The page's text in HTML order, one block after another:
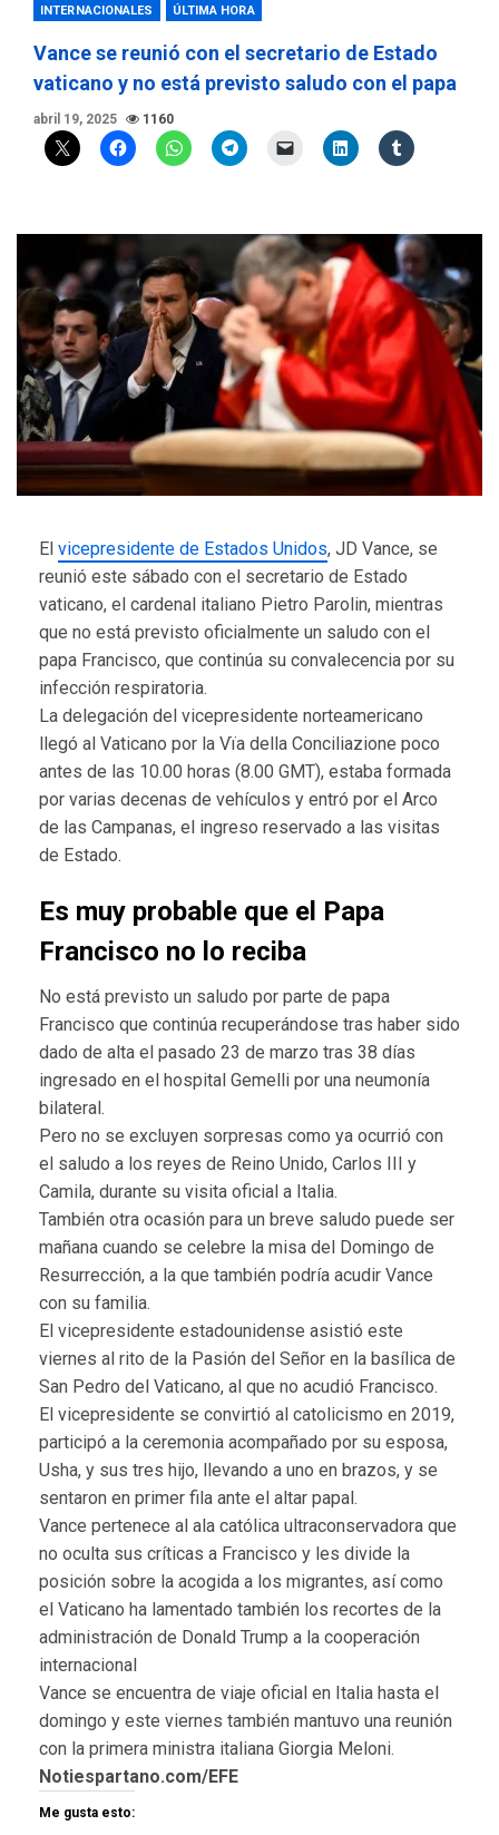
INTERNACIONALES ÚLTIMA HORA
Vance se reunió con el secretario de Estado
vaticano y no está previsto saludo con el papa
abril 19, 2025 1160
El vicepresidente de Estados Unidos, JD Vance, se
reunió este sábado con el secretario de Estado
vaticano, el cardenal italiano Pietro Parolin, mientras
que no está previsto oficialmente un saludo con el
papa Francisco, que continúa su convalecencia por su
infección respiratoria.
La delegación del vicepresidente norteamericano
llegó al Vaticano por la Vïa della Conciliazione poco
antes de las 10.00 horas (8.00 GMT), estaba formada
por varias decenas de vehículos y entró por el Arco
de las Campanas, el ingreso reservado a las visitas
de Estado.
Es muy probable que el Papa
Francisco no lo reciba
No está previsto un saludo por parte de papa
Francisco que continúa recuperándose tras haber sido
dado de alta el pasado 23 de marzo tras 38 días
ingresado en el hospital Gemelli por una neumonía
bilateral.
Pero no se excluyen sorpresas como ya ocurrió con
el saludo a los reyes de Reino Unido, Carlos III y
Camila, durante su visita oficial a Italia.
También otra ocasión para un breve saludo puede ser
mañana cuando se celebre la misa del Domingo de
Resurrección, a la que también podría acudir Vance
con su familia.
El vicepresidente estadounidense asistió este
viernes al rito de la Pasión del Señor en la basílica de
San Pedro del Vaticano, al que no acudió Francisco.
El vicepresidente se convirtió al catolicismo en 2019,
participó a la ceremonia acompañado por su esposa,
Usha, y sus tres hijo, llevando a uno en brazos, y se
sentaron en primer fila ante el altar papal.
Vance pertenece al ala católica ultraconservadora que
no oculta sus críticas a Francisco y les divide la
posición sobre la acogida a los migrantes, así como
el Vaticano ha lamentado también los recortes de la
administración de Donald Trump a la cooperación
internacional
Vance se encuentra de viaje oficial en Italia hasta el
domingo y este viernes también mantuvo una reunión
con la primera ministra italiana Giorgia Meloni.
Notiespartano.com/EFE
Me gusta esto: